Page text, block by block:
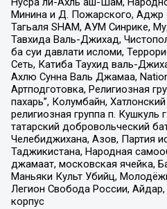
Минина и Д. Пожарского, Аджр
Тагьаля SHAM, АУМ Синрике,
Тавхида Валь-Джихад,
ба суи давлати исломи,
Сеть, Катиба Таухид валь-
Ахлю Сунна Валь Джамаа,
Артподготовка, Религиозная
пахарь”, Колумбайн,
религиозная группа п. Кушкуль
татарский добровольческий
Челебиджихана, Азов, Партия
Таджикистана, Народная
джамаат, московская ячейка,
Маньяки Культ Убийц,
Легион Свобода России,
корпус